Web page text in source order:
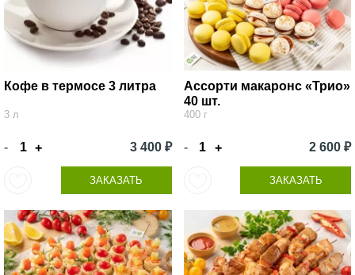
Кофе в термосе 3 литра
3 л
- + 3 400 ₽
ЗАКАЗАТЬ
Ассорти макаронс «Трио»
40 шт.
400 г
- + 2 600 ₽
ЗАКАЗАТЬ